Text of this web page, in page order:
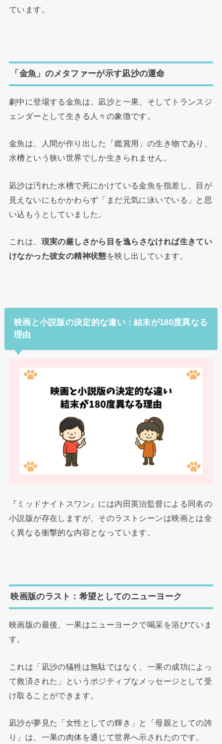
ています。
「金魚」のメタファーが示す凪沙の運命
劇中に登場する金魚は、凪沙と一果、そしてトランスジ
ェンダーとして生きる人々の象徴です。
金魚は、人間が作り出した「鑑賞用」の生き物であり、
水槽という狭い世界でしか生きられません。
凪沙は汚れた水槽で死にかけている金魚を指差し、目が
見えないにもかかわらず「まだ元気に泳いでいる」と思
い込もうとしていました。
これは、 現実の厳しさから目を逸らさなければ生きてい
けなかった彼女の精神状態を映し出しています。
映画と小説版の決定的な違い：結末が180度異なる
理由
『ミッドナイトスワン』には内田英治監督による同名の
小説版が存在しますが、そのラストシーンは映画とは全
く異なる衝撃的な内容となっています。
映画版のラスト：希望としてのニューヨーク
映画版の最後、一果はニューヨークで喝采を浴びていま
す。
これは「凪沙の犠牲は無駄ではなく、一果の成功によっ
て救済された」というポジティブなメッセージとして受
け取ることができます。
凪沙が夢見た「女性としての輝き」と「母親としての誇
り」は、一果の肉体を通じて世界へ示されたのです。